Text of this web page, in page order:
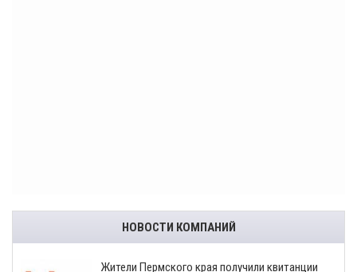
НОВОСТИ КОМПАНИЙ
​Жители Пермского края получили квитанции